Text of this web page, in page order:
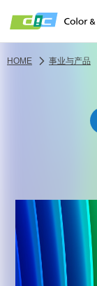
HOME 事业与产品